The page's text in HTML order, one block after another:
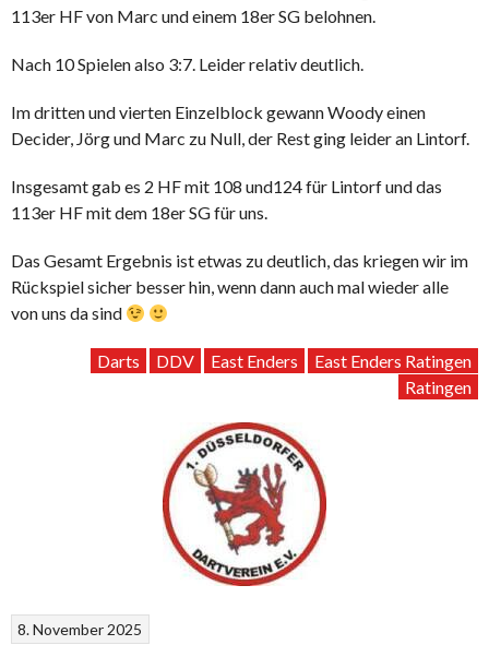
113er HF von Marc und einem 18er SG belohnen.
Nach 10 Spielen also 3:7. Leider relativ deutlich.
Im dritten und vierten Einzelblock gewann Woody einen
Decider, Jörg und Marc zu Null, der Rest ging leider an Lintorf.
Insgesamt gab es 2 HF mit 108 und124 für Lintorf und das
113er HF mit dem 18er SG für uns.
Das Gesamt Ergebnis ist etwas zu deutlich, das kriegen wir im
Rückspiel sicher besser hin, wenn dann auch mal wieder alle
von uns da sind
Darts DDV East Enders
East Enders Ratingen
Ratingen
8. November 2025